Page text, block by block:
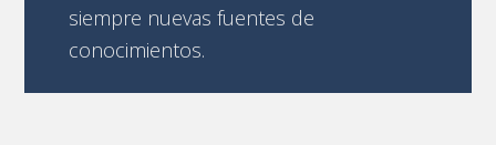
siempre nuevas fuentes de
conocimientos.